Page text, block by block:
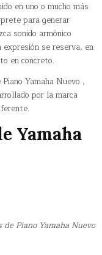
en uno o mucho más
para generar
sonido armónico
se reserva, en
en concreto.
Yamaha Nuevo ,
por la marca
Yamaha
de Piano Yamaha Nuevo